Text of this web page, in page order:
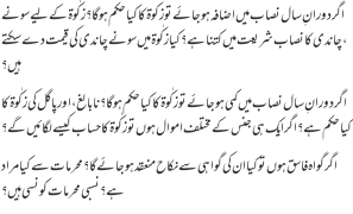
اگر دورانِ سال نصاب میں اضافہ ہو جائے تو زکوۃ کا کیا حکم ہو گا؟ زکٰوۃ کے لیے سونے
،چاندی کا نصاب شریعت میں کتنا ہے؟ کیا زکٰوۃ میں سونے چاندی کی قیمت دے سکتے
ہیں؟
اگر دورانِ سال نصاب میں کمی ہو جائے تو زکٰوۃ کا کیا حکم ہو گا؟ نا بالغ ، اور پاگل کی زکٰوۃ کا
کیا حکم ہے؟ اگر ایک ہی جنس کے مختلف اموال ہوں تو زکٰوۃ کا حساب کیسے لگائیں گے؟
اگر گواہ فاسق ہوں تو کیا ان کی گواہی سے نکاح منعقد ہو جائے گا؟ محرمات سے کیا مراد
ہے؟ نسبی محرمات کونسی ہیں؟